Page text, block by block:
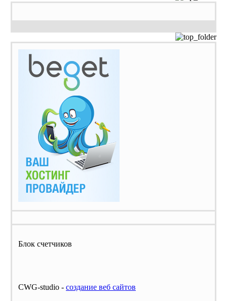
Блок счетчиков
CWG-studio - cоздание веб сайтов